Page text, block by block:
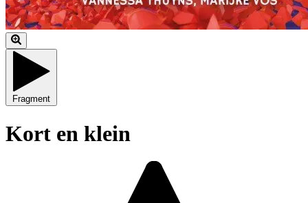
Fragment
Kort en klein